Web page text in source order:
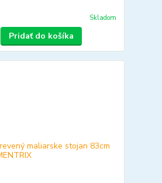
Skladom
Pridať do košíka